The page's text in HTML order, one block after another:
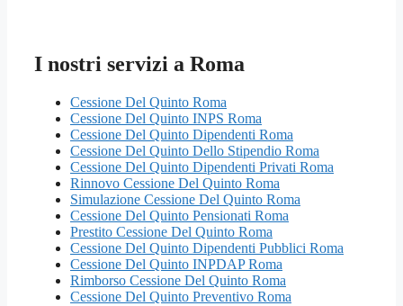
I nostri servizi a Roma
Cessione Del Quinto Roma
Cessione Del Quinto INPS Roma
Cessione Del Quinto Dipendenti Roma
Cessione Del Quinto Dello Stipendio Roma
Cessione Del Quinto Dipendenti Privati Roma
Rinnovo Cessione Del Quinto Roma
Simulazione Cessione Del Quinto Roma
Cessione Del Quinto Pensionati Roma
Prestito Cessione Del Quinto Roma
Cessione Del Quinto Dipendenti Pubblici Roma
Cessione Del Quinto INPDAP Roma
Rimborso Cessione Del Quinto Roma
Cessione Del Quinto Preventivo Roma